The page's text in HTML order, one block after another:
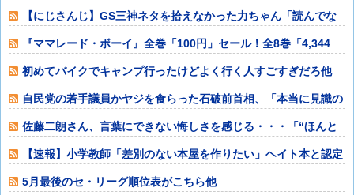
が全て判明ｗｗ
【にじさんじ】GS三神ネタを拾えなかった力ちゃん「読んでな
い俺が悪い……
『ママレード・ボーイ』全巻「100円」セール！全8巻「4,344
円」→「
初めてバイクでキャンプ行ったけどよく行く人すごすぎだろ他
自民党の若手議員かヤジを食らった石破前首相、「本当に見識の
ある人に当選期
佐藤二朗さん、言葉にできない悔しさを感じる・・・「“ほんと
うのこと”を僕
【速報】小学教師「差別のない本屋を作りたい」ヘイト本と認定
して排除する差
5月最後のセ・リーグ順位表がこちら他